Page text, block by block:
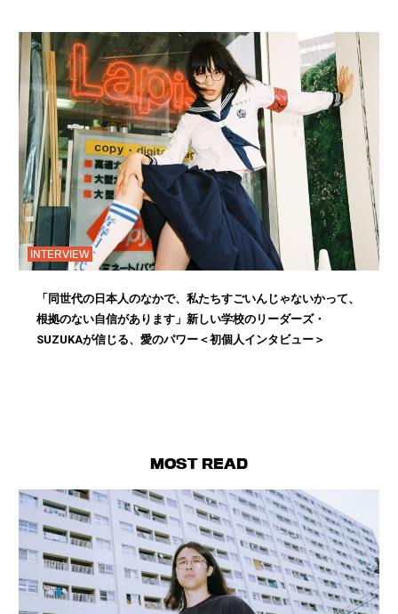
INTERVIEW
「同世代の日本人のなかで、私たちすごいんじゃないかって、
根拠のない自信があります」新しい学校のリーダーズ・
SUZUKAが信じる、愛のパワー＜初個人インタビュー＞
MOST READ